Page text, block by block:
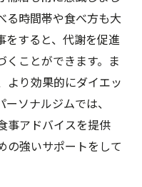
る時間帯や食べ方も大
をすると、代謝を促進
くことができます。ま
より効果的にダイエッ
ソナルジムでは、
事アドバイスを提供
の強いサポートをして